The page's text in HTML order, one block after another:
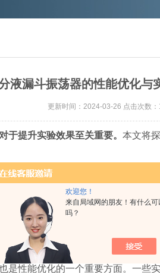
欢迎您！
来自局域网的朋友！有什么可
吗？
液漏斗振荡器的性能优化与
更新时间：2024-03-26 点击次数
于提升实验效果至关重要。本文将
频率和振幅的调节。通过调整振
，还能减少实验误差，从而提升实
器可能导致液体混合不均匀，影
和保养，如清洁、润滑等，也是
性能优化的一个重要方面。一些